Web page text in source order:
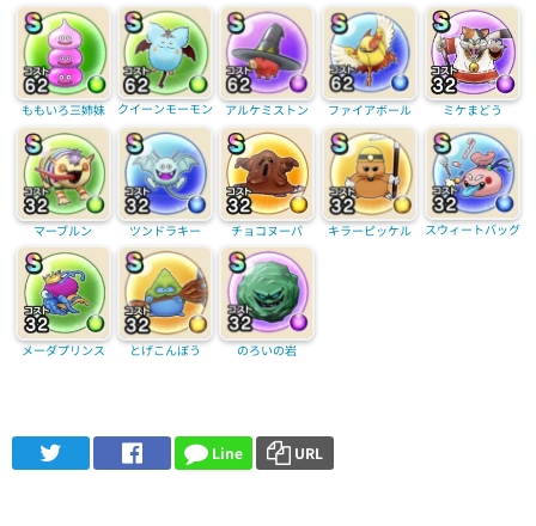
ももいろ三姉妹 クイーンモーモン アルケミストン ファイアボール ミケまどう
マーブルン ツンドラキー チョコヌーバ キラーピッケル スウィートバッグ
メーダプリンス とげこんぼう のろいの岩
Line URL